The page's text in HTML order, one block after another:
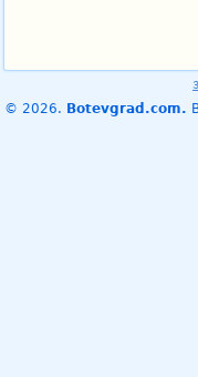
© 2026. Botevgrad.com.